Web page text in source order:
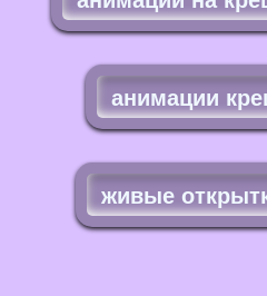
анимации
живые